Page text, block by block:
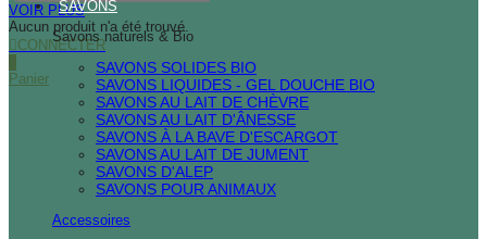
VOIR PLUS
Aucun produit n'a été trouvé.
CONNECTER
Panier
SAVONS
Savons naturels & Bio
SAVONS SOLIDES BIO
SAVONS LIQUIDES - GEL DOUCHE BIO
SAVONS AU LAIT DE CHÈVRE
SAVONS AU LAIT D'ÂNESSE
SAVONS À LA BAVE D'ESCARGOT
SAVONS AU LAIT DE JUMENT
SAVONS D'ALEP
SAVONS POUR ANIMAUX
Accessoires